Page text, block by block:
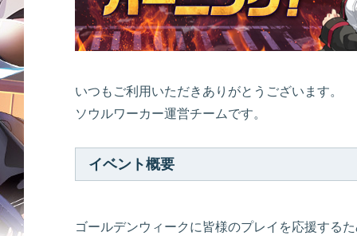
いつもご利用いただきありがとうございます。
ソウルワーカー運営チームです。
イベント概要
ゴールデンウィークに皆様のプレイを応援する